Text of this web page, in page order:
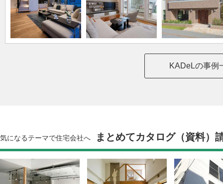
KADeLの事例
気になるテーマで住宅会社へ まとめてカタログ（資料）